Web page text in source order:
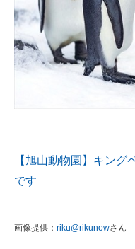
【旭山動物園】キング
です
画像提供： riku@rikunowさん